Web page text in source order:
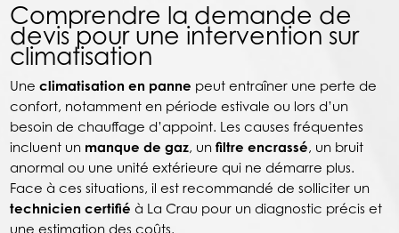
Comprendre la demande de
devis pour une intervention sur
climatisation
Uneclimatisation en panne peut entraîner une perte de
confort, notamment en période estivale ou lors d’un
besoin de chauffage d’appoint. Les causes fréquentes
incluent un manque de gaz, unfiltre encrassé, un bruit
anormal ou une unité extérieure qui ne démarre plus.
Face à ces situations, il est recommandé de solliciter un
technicien certifié à La Crau pour un diagnostic précis et
une estimation des coûts.